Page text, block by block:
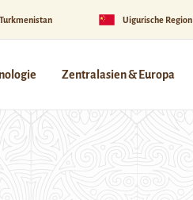
Turkmenistan Uigurische Region
Zentralasien & Europa